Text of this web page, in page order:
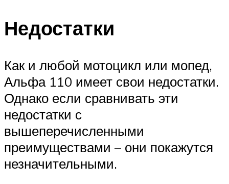
Недостатки
Как и любой мотоцикл или мопед,
Альфа 110 имеет свои недостатки.
Однако если сравнивать эти
недостатки с
вышеперечисленными
преимуществами – они покажутся
незначительными.